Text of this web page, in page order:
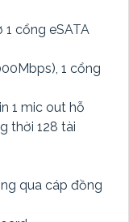
1 cổng eSATA
1 cổng
1 mic out hỗ
thời 128 tài
qua cáp đồng